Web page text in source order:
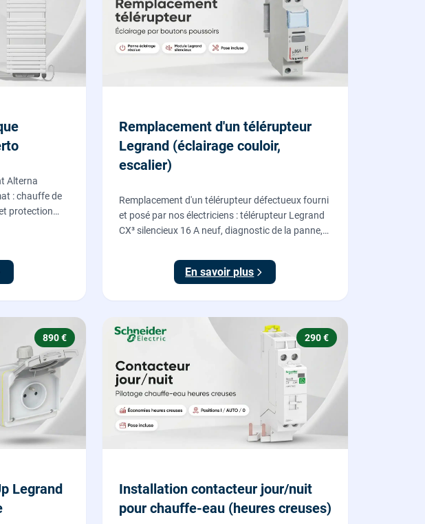
Alterna
: chauffe de
protection
Remplacement d'un télérupteur
Legrand (éclairage couloir,
escalier)
Remplacement d'un télérupteur défectueux fourni
et posé par nos électriciens : télérupteur Legrand
CX³ silencieux 16 A neuf, diagnostic de la panne,
depuis tous vos boutons poussoirs.
En savoir plus
890 €
Legrand
290 €
Installation contacteur jour/nuit
pour chauffe-eau (heures creuses)